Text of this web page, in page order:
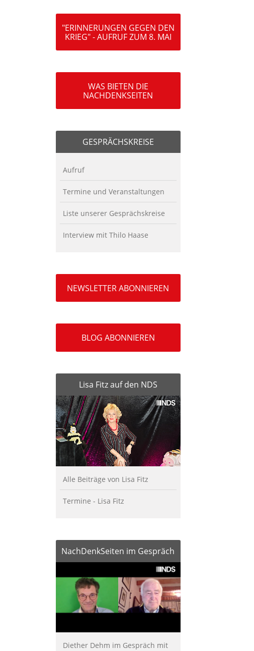
"ERINNERUNGEN GEGEN DEN
KRIEG" - AUFRUF ZUM 8. MAI
WAS BIETEN DIE
NACHDENKSEITEN
GESPRÄCHSKREISE
Aufruf
Termine und Veranstaltungen
Liste unserer Gesprächskreise
Interview mit Thilo Haase
NEWSLETTER ABONNIEREN
BLOG ABONNIEREN
Lisa Fitz auf den NDS
Alle Beiträge von Lisa Fitz
Termine - Lisa Fitz
NachDenkSeiten im Gespräch
Diether Dehm im Gespräch mit